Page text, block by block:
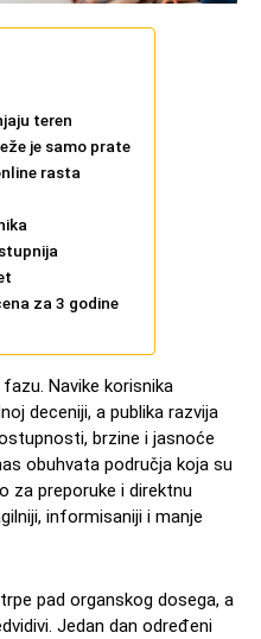
teren
je samo prate
rasta
za 3 godine
Navike korisnika
deceniji, a publika razvija
brzine i jasnoće
obuhvata područja koja su
za preporuke i direktnu
informisaniji i manje
pad organskog dosega, a
Jedan dan određeni